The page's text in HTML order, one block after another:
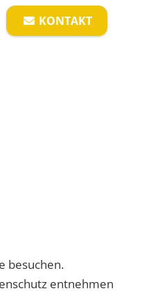
KONTAKT
besuchen.
entnehmen